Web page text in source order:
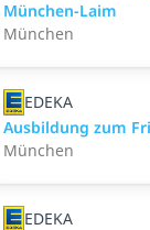
München-Laim
München
EDEKA
Ausbildung zum
München
EDEKA